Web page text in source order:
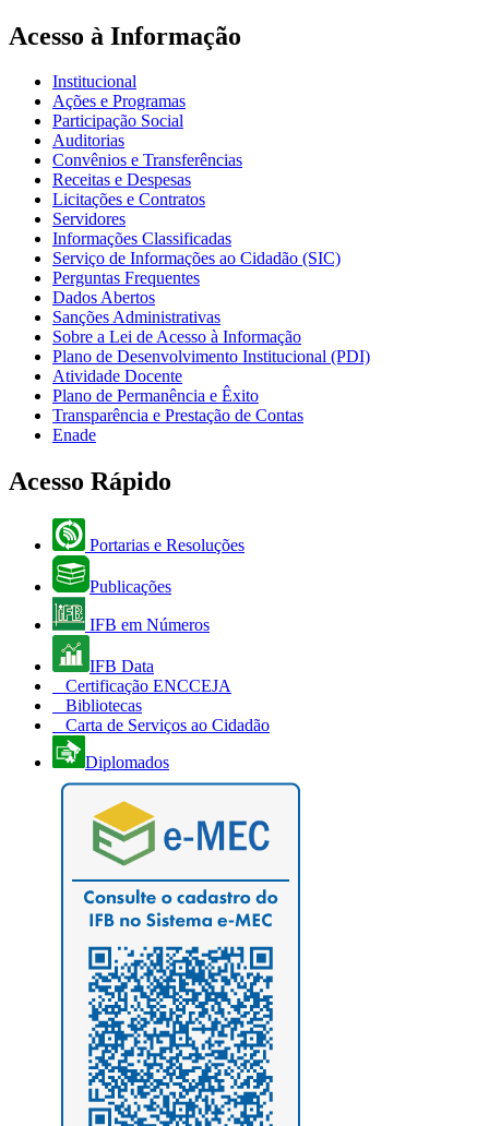
Acesso à Informação
Institucional
Ações e Programas
Participação Social
Auditorias
Convênios e Transferências
Receitas e Despesas
Licitações e Contratos
Servidores
Informações Classificadas
Serviço de Informações ao Cidadão (SIC)
Perguntas Frequentes
Dados Abertos
Sanções Administrativas
Sobre a Lei de Acesso à Informação
Plano de Desenvolvimento Institucional (PDI)
Atividade Docente
Plano de Permanência e Êxito
Transparência e Prestação de Contas
Enade
Acesso Rápido
Portarias e Resoluções
Publicações
IFB em Números
IFB Data
Certificação ENCCEJA
Bibliotecas
Carta de Serviços ao Cidadão
Diplomados